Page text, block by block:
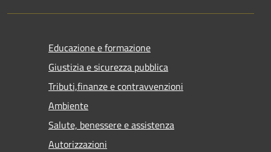
Educazione e formazione
Giustizia e sicurezza pubblica
Tributi,finanze e contravvenzioni
Ambiente
Salute, benessere e assistenza
Autorizzazioni